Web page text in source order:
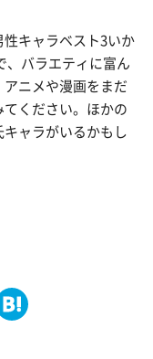
キャラベスト3いか
、バラエティに富ん
ニメや漫画をまだ
ください。ほかの
ャラがいるかもし